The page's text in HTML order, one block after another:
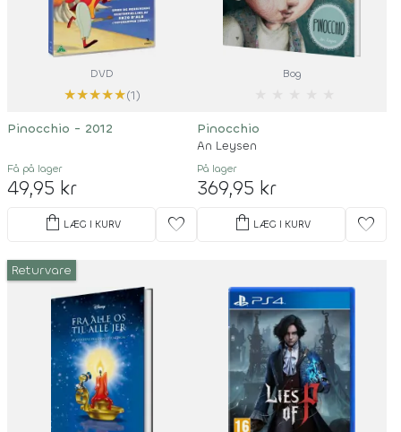
DVD
★★★★★(1)
Pinocchio - 2012
Få på lager
49,95 kr
shopping_bag LÆG I KURV favorite
Bog
Pinocchio
An Leysen
På lager
369,95 kr
shopping_bag LÆG I KURV favorite
Returvare